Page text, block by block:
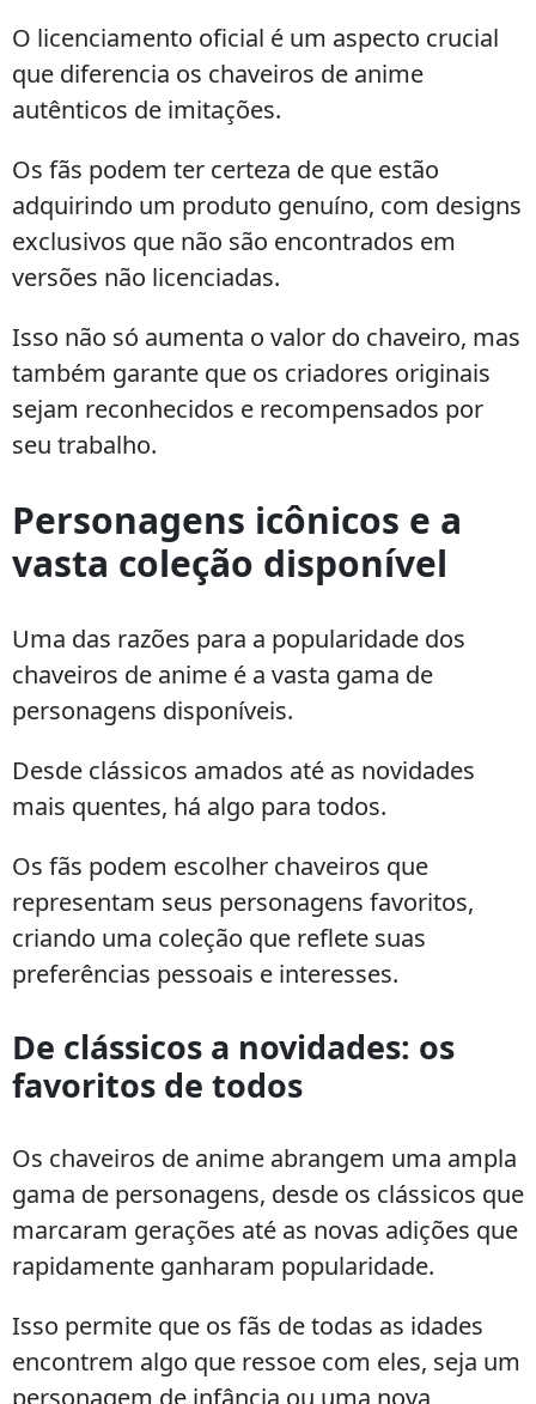
O licenciamento oficial é um aspecto crucial
que diferencia os chaveiros de anime
autênticos de imitações.
Os fãs podem ter certeza de que estão
adquirindo um produto genuíno, com designs
exclusivos que não são encontrados em
versões não licenciadas.
Isso não só aumenta o valor do chaveiro, mas
também garante que os criadores originais
sejam reconhecidos e recompensados por
seu trabalho.
Personagens icônicos e a
vasta coleção disponível
Uma das razões para a popularidade dos
chaveiros de anime é a vasta gama de
personagens disponíveis.
Desde clássicos amados até as novidades
mais quentes, há algo para todos.
Os fãs podem escolher chaveiros que
representam seus personagens favoritos,
criando uma coleção que reflete suas
preferências pessoais e interesses.
De clássicos a novidades: os
favoritos de todos
Os chaveiros de anime abrangem uma ampla
gama de personagens, desde os clássicos que
marcaram gerações até as novas adições que
rapidamente ganharam popularidade.
Isso permite que os fãs de todas as idades
encontrem algo que ressoe com eles, seja um
personagem de infância ou uma nova